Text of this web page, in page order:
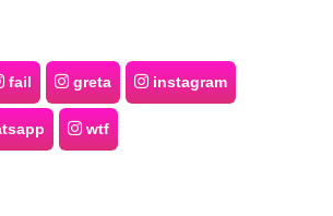
fail greta instagram
wtf